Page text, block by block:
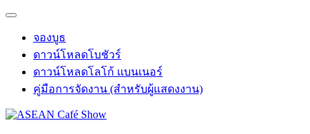
จองบูธ
ดาวน์โหลดโบชัวร์
ดาวน์โหลดโลโก้ แบนเนอร์
คู่มือการจัดงาน (สำหรับผู้แสดงงาน)